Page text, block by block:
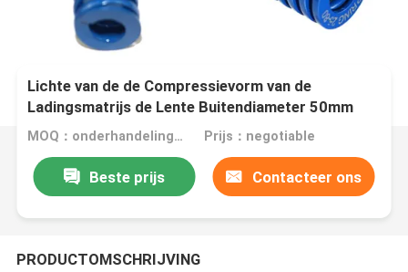
Lichte van de de Compressievorm van de
Ladingsmatrijs de Lente Buitendiameter 50mm
Binnendiameter 25mmMOQ：onderhandelingen Prijs：negotiable
Beste prijs Contacteer ons
PRODUCTOMSCHRIJVING